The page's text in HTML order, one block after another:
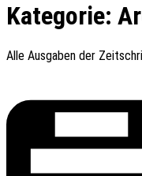
Kategorie:
Alle Ausga­ben der